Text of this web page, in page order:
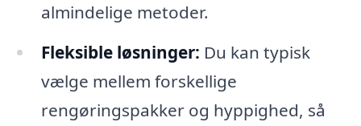
almindelige metoder.
Fleksible løsninger: Du kan typisk
vælge mellem forskellige
rengøringspakker og hyppighed, så